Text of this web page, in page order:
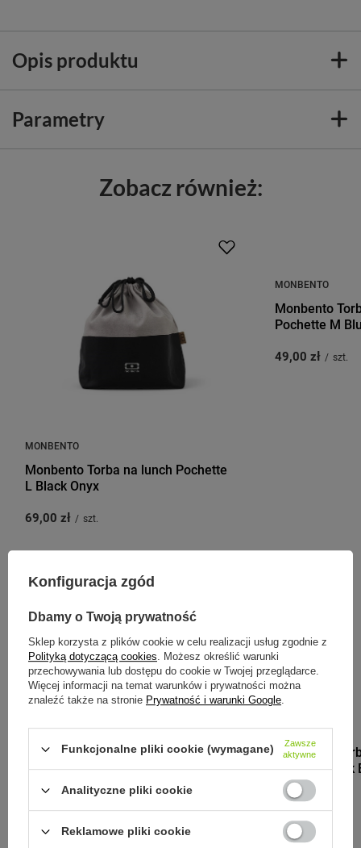
Opis produktu
Parametry
Zobacz również:
MONBENTO
Monbento Torba na lunch Pochette
L Black Onyx
69,00 zł / szt.
MONBENTO
Monbento
Pochette M
49,00 zł / szt.
Zobacz inne produkty tego
producenta
MONBENTO
Monbento
Pochette Pink
49,00 zł
Konfiguracja zgód
Dbamy o Twoją prywatność
Sklep korzysta z plików cookie w celu realizacji usług zgodnie z
Polityką dotyczącą cookies. Możesz określić warunki
przechowywania lub dostępu do cookie w Twojej przeglądarce.
Więcej informacji na temat warunków i prywatności można
znaleźć także na stronie Prywatność i warunki Google.
Funkcjonalne pliki cookie (wymagane)
Zawsze
aktywne
Analityczne pliki cookie
Reklamowe pliki cookie